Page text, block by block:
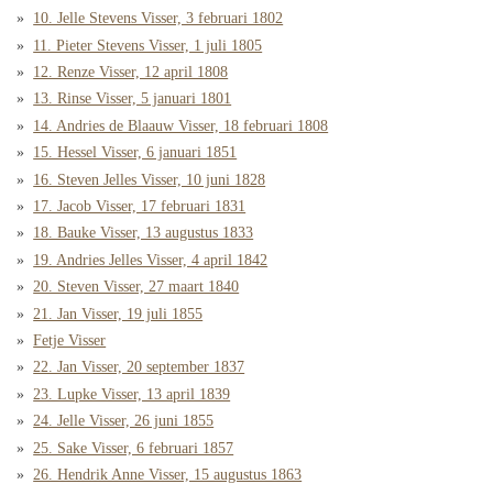
10. Jelle Stevens Visser, 3 februari 1802
11. Pieter Stevens Visser, 1 juli 1805
12. Renze Visser, 12 april 1808
13. Rinse Visser, 5 januari 1801
14. Andries de Blaauw Visser, 18 februari 1808
15. Hessel Visser, 6 januari 1851
16. Steven Jelles Visser, 10 juni 1828
17. Jacob Visser, 17 februari 1831
18. Bauke Visser, 13 augustus 1833
19. Andries Jelles Visser, 4 april 1842
20. Steven Visser, 27 maart 1840
21. Jan Visser, 19 juli 1855
Fetje Visser
22. Jan Visser, 20 september 1837
23. Lupke Visser, 13 april 1839
24. Jelle Visser, 26 juni 1855
25. Sake Visser, 6 februari 1857
26. Hendrik Anne Visser, 15 augustus 1863